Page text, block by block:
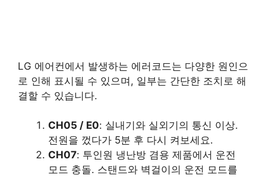
LG 에어컨에서 발생하는 에러코드는 다양한 원인으
로 인해 표시될 수 있으며, 일부는 간단한 조치로 해
결할 수 있습니다.
CH05 / E0: 실내기와 실외기의 통신 이상.
전원을 껐다가 5분 후 다시 켜보세요.
CH07: 투인원 냉난방 겸용 제품에서 운전
모드 충돌. 스탠드와 벽걸이의 운전 모드를